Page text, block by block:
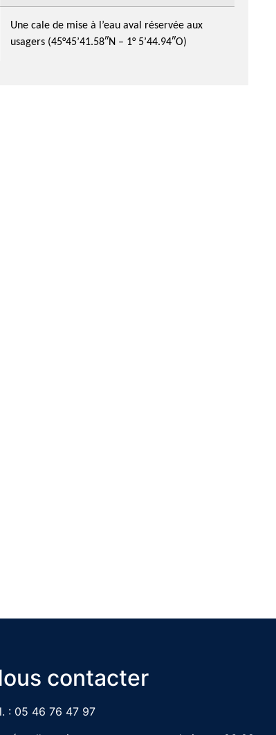
Une cale de mise à l’eau aval réservée aux
usagers (45°45’41.58″N – 1° 5’44.94″O)
contacter
: 05 46 76 47 97